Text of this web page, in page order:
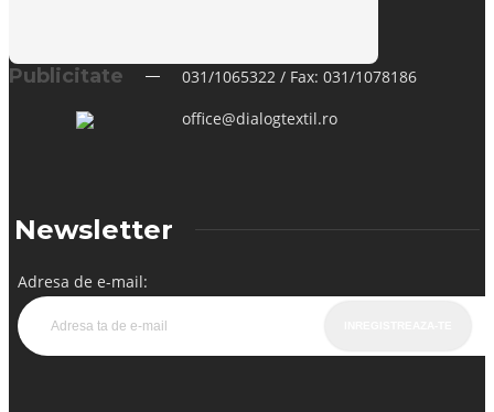
Publicitate
031/1065322 / Fax: 031/1078186
office@dialogtextil.ro
Newsletter
Adresa de e-mail: